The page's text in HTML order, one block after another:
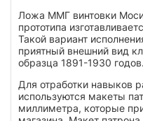
Ложа ММГ винтовки
прототипа
Такой вариант
приятный внешний вид
образца 1891-1930 годов.
Для отработки навыков
используются макеты
миллиметра, которые